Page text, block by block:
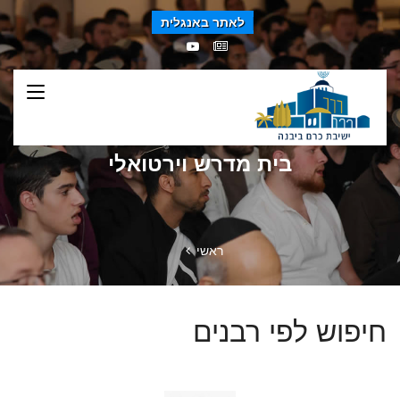
לאתר באנגלית
בית מדרש וירטואלי
ראשי
חיפוש לפי רבנים